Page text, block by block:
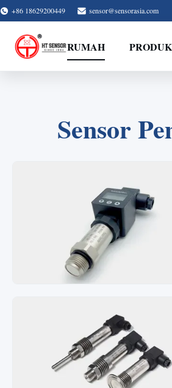
+86 18629200449 sensor@sensorasia.com
RUMAH PRODUK
Sensor